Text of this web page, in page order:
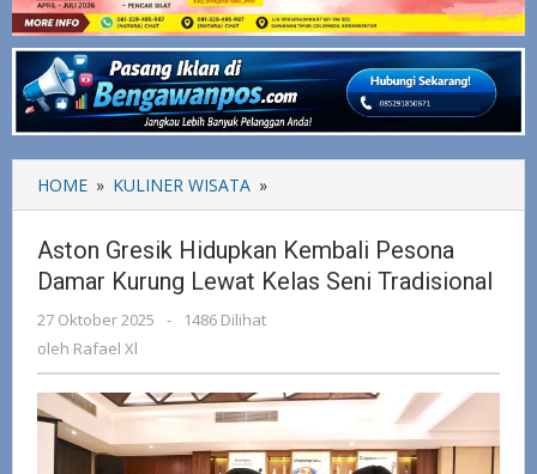
HOME » KULINER WISATA »
Gresik
Hidupkan
Kembali
Pesona
Seni
Tradisional
Aston Gresik Hidupkan Kembali Pesona
Damar Kurung Lewat Kelas Seni Tradisional
27 Oktober 2025
oleh
-
1486 Dilihat
oleh Rafael Xl